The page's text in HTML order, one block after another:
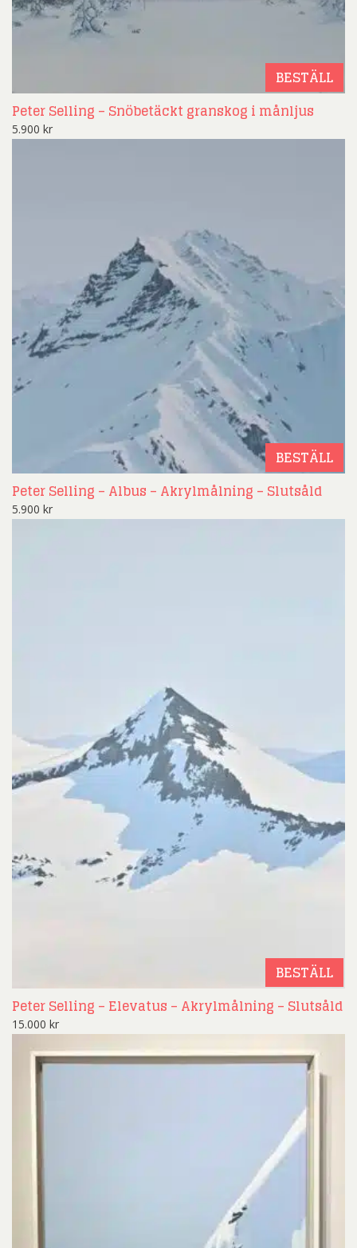
BESTÄLL
Peter Selling – Snöbetäckt granskog i månljus
5.900 kr
BESTÄLL
Peter Selling – Albus – Akrylmålning – Slutsåld
5.900 kr
BESTÄLL
Peter Selling – Elevatus – Akrylmålning – Slutsåld
15.000 kr